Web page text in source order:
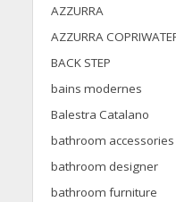
AZZURRA
AZZURRA
BACK STEP
bains modernes
Balestra Catalano
bathroom accessories
bathroom designer
bathroom furniture